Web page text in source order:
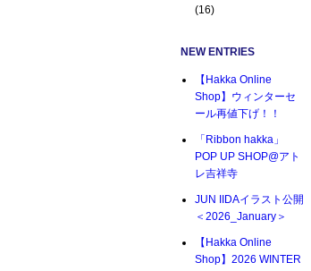
(16)
NEW ENTRIES
【Hakka Online
Shop】ウィンターセ
ール再値下げ！！
「Ribbon hakka」
POP UP SHOP@アト
レ吉祥寺
JUN IIDAイラスト公開
＜2026_January＞
【Hakka Online
Shop】2026 WINTER